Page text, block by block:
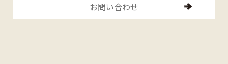
お問い合わせ